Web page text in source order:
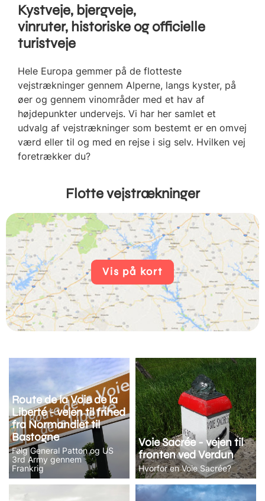
Kystveje, bjergveje,
vinruter, historiske og officielle
turistveje
Hele Europa gemmer på de flotteste
vejstrækninger gennem Alperne, langs kyster, på
øer og gennem vinområder med et hav af
højdepunkter undervejs. Vi har her samlet et
udvalg af vejstrækninger som bestemt er en omvej
værd eller til og med en rejse i sig selv. Hvilken vej
foretrækker du?
Flotte vejstrækninger
Vis på kort
Route de la Voie de la
Liberté - vejen til frihed
fra Normandiet til
Bastogne
Følg General Patton og US
3rd Army gennem
Frankrig
Voie Sacrée - vejen til
fronten ved Verdun
Hvorfor en Voie Sacrée?